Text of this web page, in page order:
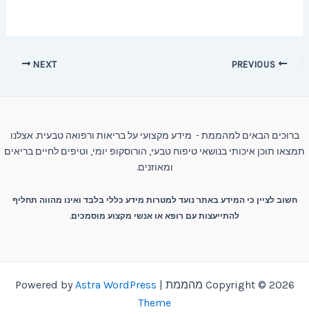
Post
NEXT
ברוכים הבאים למהממת - מידע מקצועי על בריאות ורפואה טבעית. אצלנו
תמצאו תוכן איכותי בנושאי טיפוח טבעי, הורוסקופ יומי, וטיפים לחיים בריאים
ומאוזנים.
חשוב לציין כי המידע באתר נועד למטרות מידע כללי בלבד ואינו מהווה תחליף
להתייעצות עם רופא או אנשי מקצוע מוסמכים.
Copyright © 2026 מהממת | Powered by
Astra WordPress
Theme